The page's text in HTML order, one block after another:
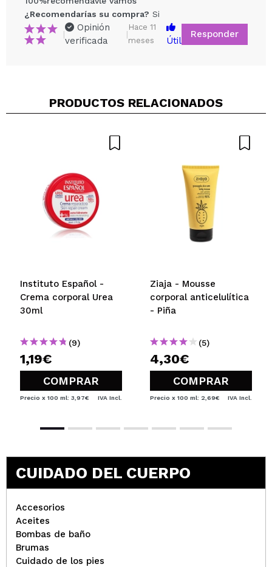
¿Recomendarías su compra? Si
|
Opinión
verificada
|
Hace 11
meses
Útil
Responder
PRODUCTOS RELACIONADOS
Instituto Español -
Crema corporal Urea
30ml
(9)
1,19€
COMPRAR
Precio x 100 ml: 3,97€ IVA Incl.
Ziaja - Mousse
corporal anticelulítica
- Piña
(5)
4,30€
COMPRAR
Precio x 100 ml: 2,69€ IVA Incl.
CUIDADO DEL CUERPO
Accesorios
Aceites
Bombas de baño
Brumas
Cuidado de los pies